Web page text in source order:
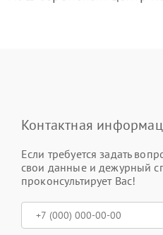
Контактная
Если требуется задать
свои данные и дежурный
проконсультирует Вас!